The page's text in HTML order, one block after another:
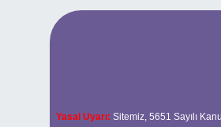
Yasal Uyarı: Sitemiz, 5651 Sayılı